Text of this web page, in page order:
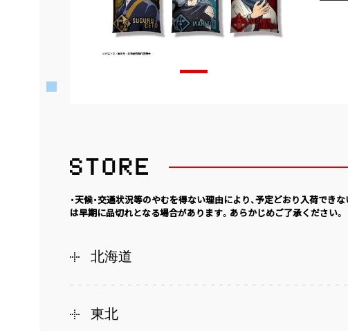
・天候・交通状況等のやむを得ない理由により、予定どおり入荷でき
は早期に品切れとなる場合があります。あらかじめご了承ください。
北海道
東北